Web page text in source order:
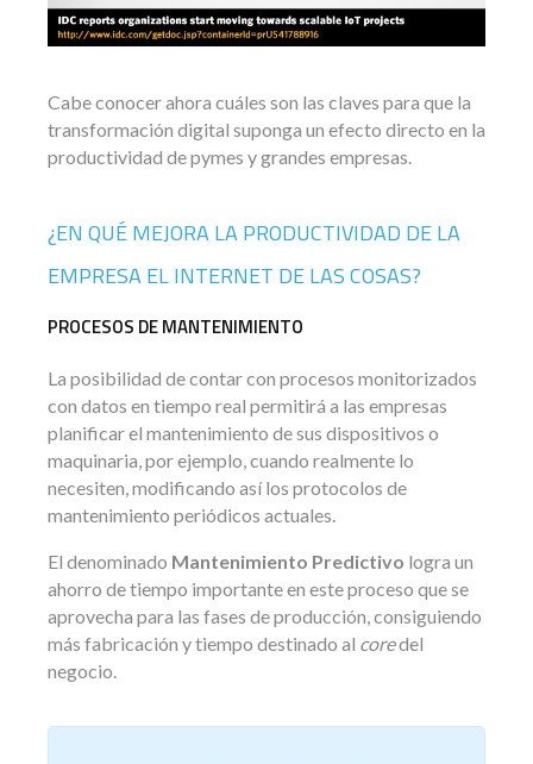
Cabe conocer ahora cuáles son las claves para que la
transformación digital suponga un efecto directo en la
productividad de pymes y grandes empresas.
¿EN QUÉ MEJORA LA PRODUCTIVIDAD DE LA
EMPRESA EL INTERNET DE LAS COSAS?
PROCESOS DE MANTENIMIENTO
La posibilidad de contar con procesos monitorizados
con datos en tiempo real permitirá a las empresas
planificar el mantenimiento de sus dispositivos o
maquinaria, por ejemplo, cuando realmente lo
necesiten, modificando así los protocolos de
mantenimiento periódicos actuales.
El denominado Mantenimiento Predictivo logra un
ahorro de tiempo importante en este proceso que se
aprovecha para las fases de producción, consiguiendo
más fabricación y tiempo destinado al coredel
negocio.